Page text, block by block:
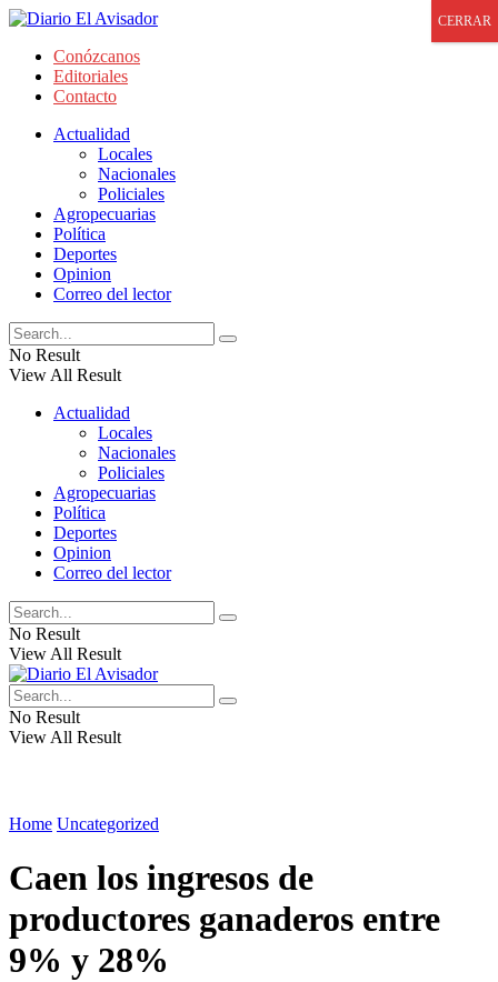
Conózcanos
Editoriales
Contacto
Actualidad
Locales
Nacionales
Policiales
Agropecuarias
Política
Deportes
Opinion
Correo del lector
No Result
View All Result
Actualidad
Locales
Nacionales
Policiales
Agropecuarias
Política
Deportes
Opinion
Correo del lector
No Result
View All Result
No Result
View All Result
Home Uncategorized
Caen los ingresos de
productores ganaderos entre
9% y 28%
CERRAR